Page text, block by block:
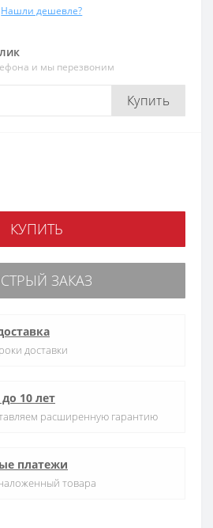
Нашли дешевле?
и мы перезвоним
Купить
КУПИТЬ
ЗАКАЗ
доставки
10 лет
расширенную гарантию
платежи
товара